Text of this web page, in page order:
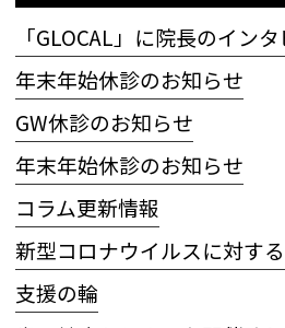
年末年始休診のお知らせ
GW休診のお知らせ
年末年始休診のお知らせ
コラム更新情報
支援の輪